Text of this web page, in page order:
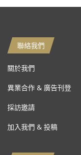
聯絡我們
關於我們
異業合作 & 廣告刊登
採訪邀請
加入我們 & 投稿